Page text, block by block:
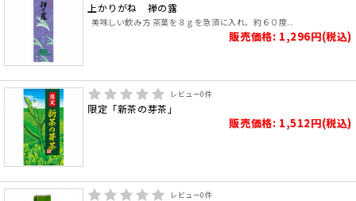
上かりがね 禅の露
美味しい飲み方 茶葉を８ｇを急須に入れ、約６０度..
販売価格: 1,296円(税込)
レビュー0件
限定「新茶の芽茶」
販売価格: 1,512円(税込)
レビュー0件